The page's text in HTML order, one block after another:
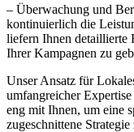
– Überwachung und
kontinuierlich die
liefern Ihnen detaillierte
Ihrer Kampagnen zu
Unser Ansatz für
umfangreicher
eng mit Ihnen, um eine
zugeschnittene